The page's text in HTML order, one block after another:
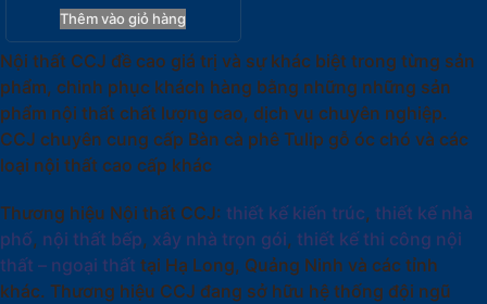
Thêm vào giỏ hàng
Nội thất CCJ đề cao giá trị và sự khác biệt trong từng sản
phẩm, chinh phục khách hàng bằng những những sản
phẩm nội thất chất lượng cao, dịch vụ chuyên nghiệp.
CCJ chuyên cung cấp Bàn cà phê Tulip gỗ óc chó và các
loại nội thất cao cấp khác
Thương hiệu Nội thất CCJ: thiết kế kiến trúc, thiết kế nhà
phố, nội thất bếp, xây nhà trọn gói, thiết kế thi công nội
thất – ngoại thất tại Hạ Long, Quảng Ninh và các tỉnh
khác. Thương hiệu CCJ đang sở hữu hệ thống đội ngũ